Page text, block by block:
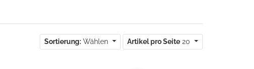
Sortierung: Wählen Artikel pro Seite 20